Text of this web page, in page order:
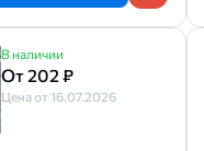
В наличии
От 202 ₽
Цена от 16.07.2026